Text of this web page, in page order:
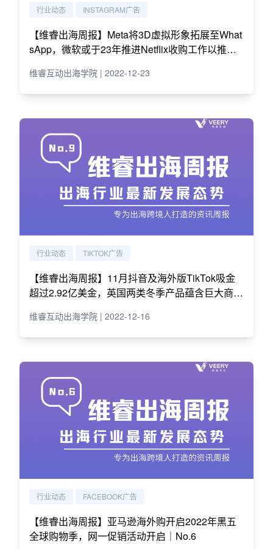
行业动态 INSTAGRAM广告
【维睿出海周报】Meta将3D虚拟形象拓展至What
sApp，微软或于23年推进Netflix收购工作以推进
维睿互动出海学院 | 2022-12-23
行业动态 TIKTOK广告
【维睿出海周报】11月抖音及海外版TikTok吸金
超过2.92亿美金，英国两类冬季产品蕴含巨大商机
维睿互动出海学院 | 2022-12-16
行业动态 FACEBOOK广告
【维睿出海周报】亚马逊海外购开启2022年黑五
全球购物季，网一促销活动开启｜No.6